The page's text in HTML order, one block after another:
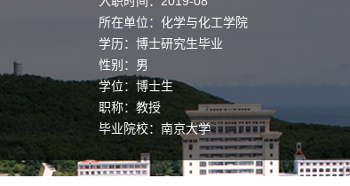
所在单位：化学与化工学院
学历：博士研究生毕业
性别：男
学位：博士生
职称：教授
毕业院校：南京大学